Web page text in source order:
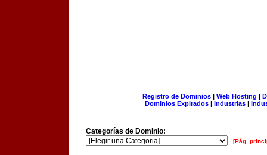
Registro de Dominios| Web Hosting |
Dominios Expirados | Industrias |
Categorías de Dominio:
[Pág.